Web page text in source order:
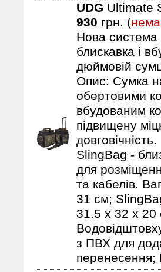
UDG Ultimate
930 грн. (
Нова система
блискавка і
дюймовій
Опис: Сумка
обертовими
вбудованим
підвищену
SlingBag -
для
та кабелів.
31 см;
31.5 x 32 x 20
з ПВХ для
перенесення;